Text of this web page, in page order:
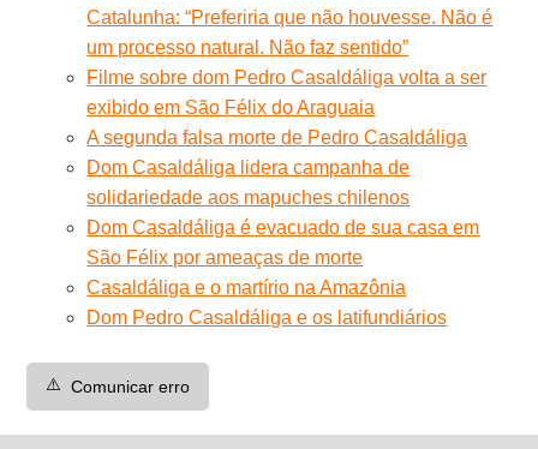
Catalunha: “Preferiria que não houvesse. Não é
um processo natural. Não faz sentido”
Filme sobre dom Pedro Casaldáliga volta a ser
exibido em São Félix do Araguaia
A segunda falsa morte de Pedro Casaldáliga
Dom Casaldáliga lidera campanha de
solidariedade aos mapuches chilenos
Dom Casaldáliga é evacuado de sua casa em
São Félix por ameaças de morte
Casaldáliga e o martírio na Amazônia
Dom Pedro Casaldáliga e os latifundiários
⚠️ Comunicar erro